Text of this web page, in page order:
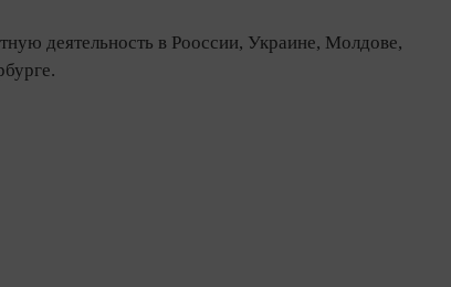
деятельность в Рооссии, Украине, Молдове,